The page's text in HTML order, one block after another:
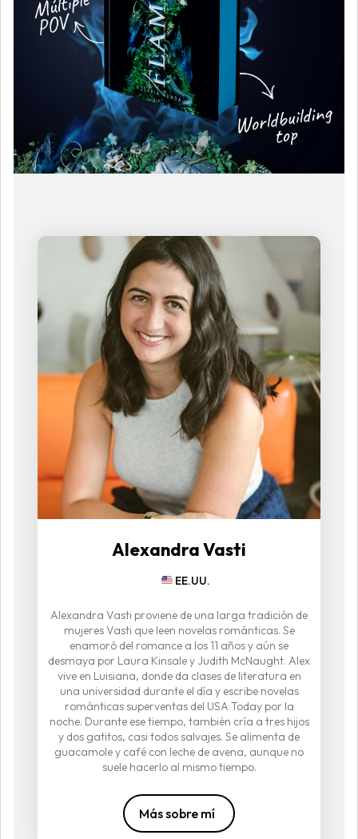
Alexandra Vasti
EE.UU.
Alexandra Vasti proviene de una larga tradición de
mujeres Vasti que leen novelas románticas. Se
enamoró del romance a los 11 años y aún se
desmaya por Laura Kinsale y Judith McNaught. Alex
vive en Luisiana, donde da clases de literatura en
una universidad durante el día y escribe novelas
románticas superventas del USA Today por la
noche. Durante ese tiempo, también cría a tres hijos
y dos gatitos, casi todos salvajes. Se alimenta de
guacamole y café con leche de avena, aunque no
suele hacerlo al mismo tiempo.
Más sobre mí